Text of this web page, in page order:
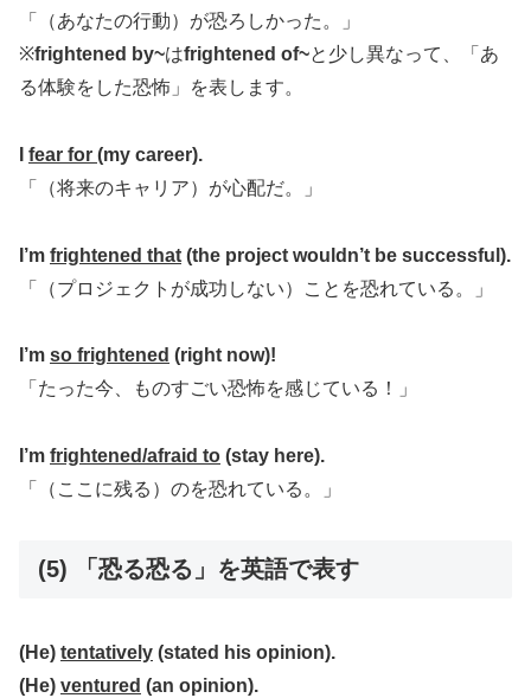
「（あなたの行動）が恐ろしかった。」
※frightened by~はfrightened of~と少し異なって、「あ
る体験をした恐怖」を表します。
fear for (my career).
「（将来のキャリア）が心配だ。」
I’m frightened that (the project wouldn’t be successful).
「（プロジェクトが成功しない）ことを恐れている。」
I’m so frightened (right now)!
「たった今、ものすごい恐怖を感じている！」
I’m frightened/afraid to (stay here).
「（ここに残る）のを恐れている。」
(5) 「恐る恐る」を英語で表す
(He) tentatively (stated his opinion).
(He) ventured (an opinion).